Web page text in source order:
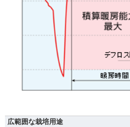
広範囲な栽培用途